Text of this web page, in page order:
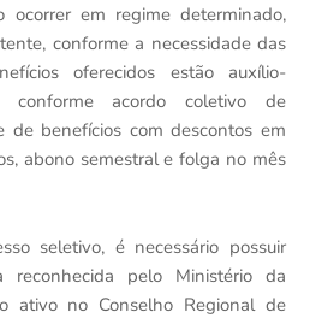
ocorrer em regime determinado,
conforme a necessidade das
oferecidos estão auxílio-
conforme acordo coletivo de
de benefícios com descontos em
abono semestral e folga no mês
seletivo, é necessário possuir
reconhecida pelo Ministério da
ativo no Conselho Regional de